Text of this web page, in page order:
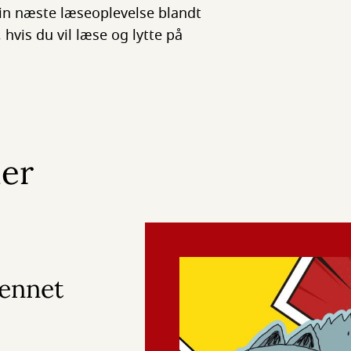
næste læseoplevelse blandt
hvis du vil læse og lytte på